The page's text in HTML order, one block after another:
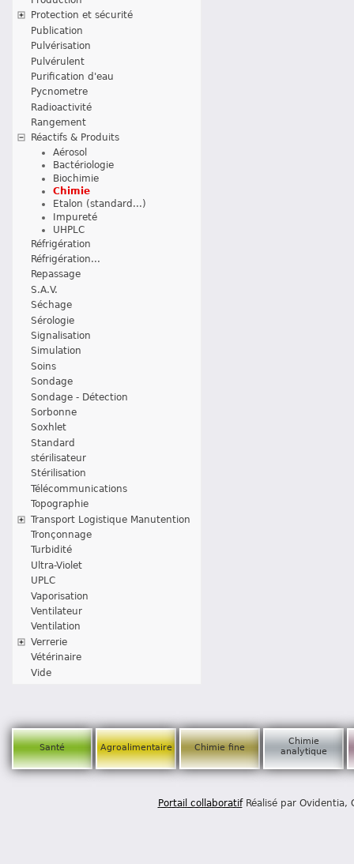
Protection et sécurité
Publication
Pulvérisation
Pulvérulent
Purification d'eau
Pycnometre
Radioactivité
Rangement
Réactifs & Produits
Aérosol
Bactériologie
Biochimie
Chimie
Etalon (standard...)
Impureté
UHPLC
Réfrigération
Réfrigération...
Repassage
S.A.V.
Séchage
Sérologie
Signalisation
Simulation
Soins
Sondage
Sondage - Détection
Sorbonne
Soxhlet
Standard
stérilisateur
Stérilisation
Télécommunications
Topographie
Transport Logistique Manutention
Tronçonnage
Turbidité
Ultra-Violet
UPLC
Vaporisation
Ventilateur
Ventilation
Verrerie
Vétérinaire
Vide
Santé Agroalimentaire Chimie fine
Chimie
analytique
Portail collaboratifRéalisé par Ovidentia,